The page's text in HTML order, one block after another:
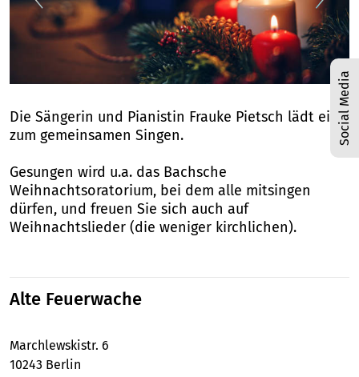
Social Media
Die Sängerin und Pianistin Frauke Pietsch lädt ein
zum gemeinsamen Singen.
Gesungen wird u.a. das Bachsche
Weihnachtsoratorium, bei dem alle mitsingen
dürfen, und freuen Sie sich auch auf
Weihnachtslieder (die weniger kirchlichen).
Alte Feuerwache
Marchlewskistr. 6
10243 Berlin